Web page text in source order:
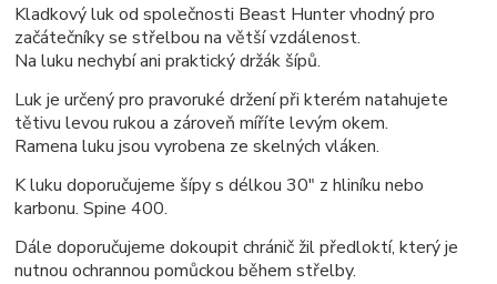
Kladkový luk od společnosti Beast Hunter vhodný pro
začátečníky se střelbou na větší vzdálenost.
Na luku nechybí ani praktický držák šípů.
Luk je určený pro pravoruké držení při kterém natahujete
tětivu levou rukou a zároveň míříte levým okem.
Ramena luku jsou vyrobena ze skelných vláken.
K luku doporučujeme šípy s délkou 30" z hliníku nebo
karbonu. Spine 400.
Dále doporučujeme dokoupit chránič žil předloktí, který je
nutnou ochrannou pomůckou během střelby.